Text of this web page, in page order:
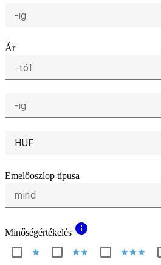
-ig
Ár
-tól
-ig
HUF
Emelőoszlop típusa
mind
Minőségértékelés info
star starstar starstarstar